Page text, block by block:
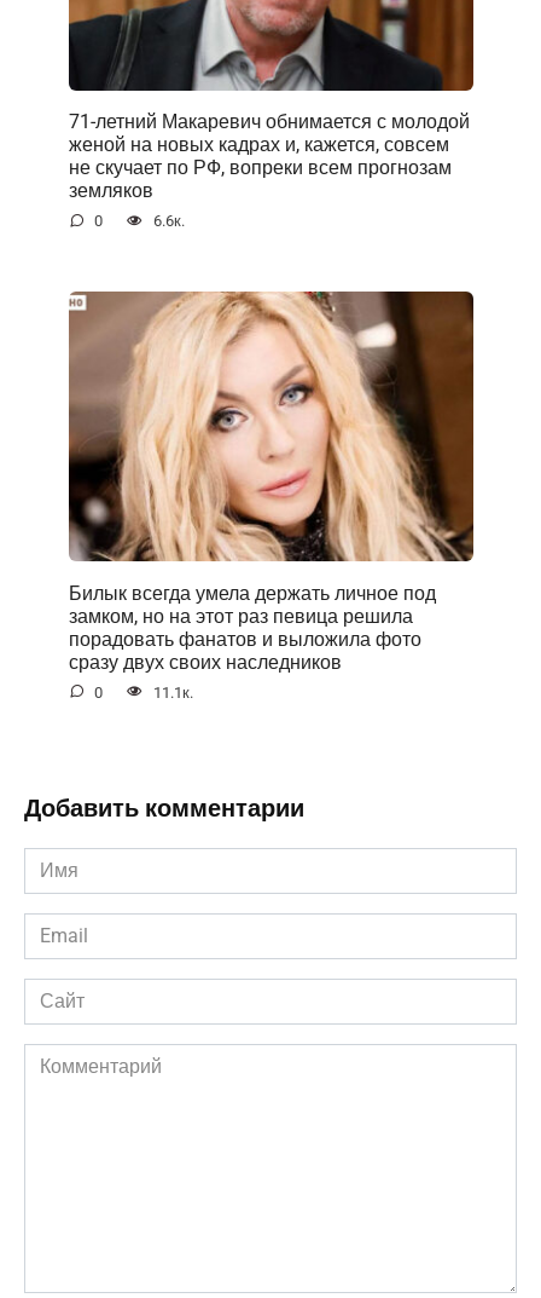
71-летний Макаревич обнимается с молодой
женой на новых кадрах и, кажется, совсем
не скучает по РФ, вопреки всем прогнозам
земляков
0 6.6к.
Билык всегда умела держать личное под
замком, но на этот раз певица решила
порадовать фанатов и выложила фото
сразу двух своих наследников
0 11.1к.
Добавить комментарии
Имя
*
Email
*
Сайт
Комментарий